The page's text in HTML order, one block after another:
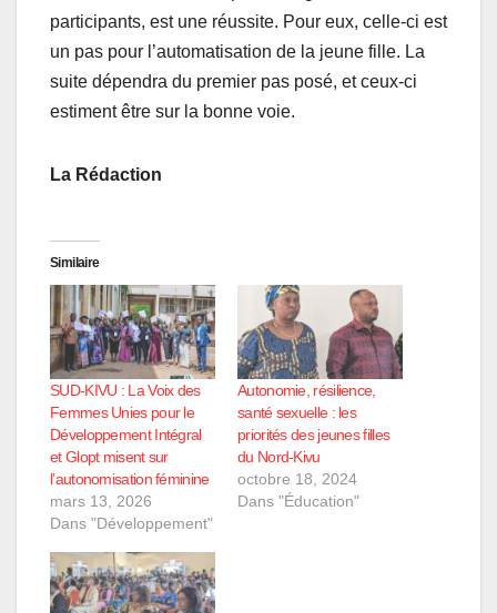
participants, est une réussite. Pour eux, celle-ci est
un pas pour l’automatisation de la jeune fille. La
suite dépendra du premier pas posé, et ceux-ci
estiment être sur la bonne voie.
La Rédaction
Similaire
SUD-KIVU : La Voix des
Femmes Unies pour le
Développement Intégral
et Glopt misent sur
l’autonomisation féminine
mars 13, 2026
Dans "Développement"
Autonomie, résilience,
santé sexuelle : les
priorités des jeunes filles
du Nord-Kivu
octobre 18, 2024
Dans "Éducation"